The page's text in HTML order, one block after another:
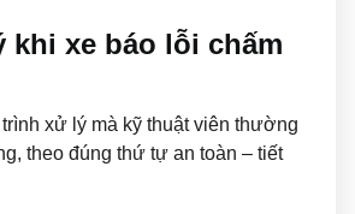
khi xe báo lỗi chấm
xử lý mà kỹ thuật viên thường
theo đúng thứ tự an toàn – tiết